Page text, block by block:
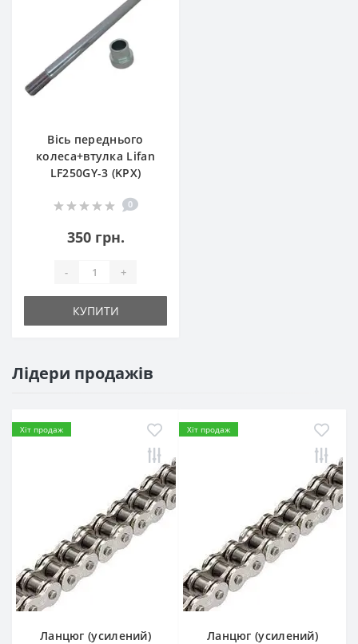
Вісь переднього
колеса+втулка Lifan
LF250GY-3 (KPX)
0
350 грн.
- +
КУПИТИ
Лідери продажів
Хіт продаж
Ланцюг (усилений)
Хіт продаж
Ланцюг (усилений)